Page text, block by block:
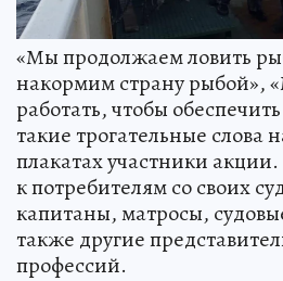
«Мы продолжаем ловить
накормим страну рыбой»,
работать, чтобы
такие трогательные слова
плакатах участники
к потребителям со своих
капитаны, матросы,
также другие
профессий.